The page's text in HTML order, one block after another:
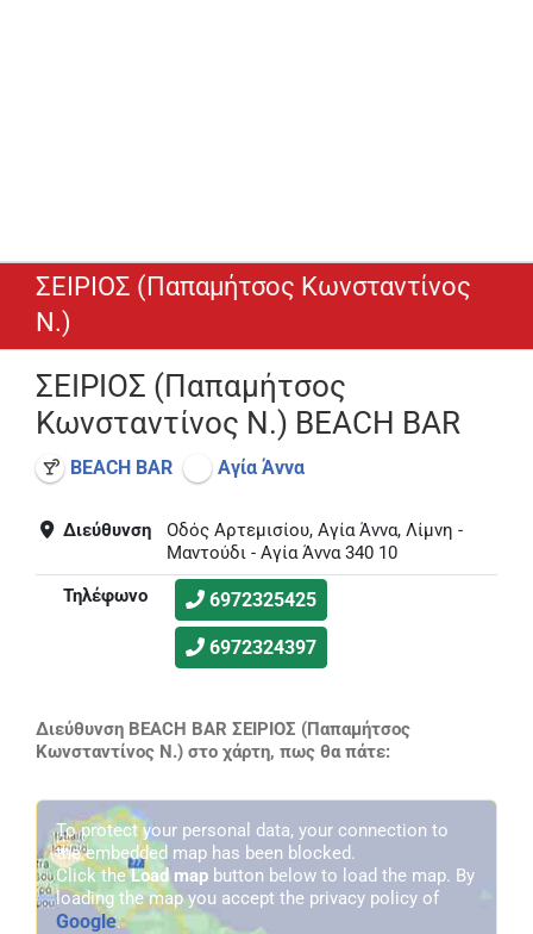
ΣΕΙΡΙΟΣ (Παπαμήτσος Κωνσταντίνος
N.)
ΣΕΙΡΙΟΣ (Παπαμήτσος
Κωνσταντίνος N.) BEACH BAR
BEACH BAR Αγία Άννα
Διεύθυνση
Οδός Αρτεμισίου, Αγία Άννα, Λίμνη -
Μαντούδι - Αγία Άννα 340 10
Τηλέφωνο
6972325425
6972324397
Διεύθυνση BEACH BAR ΣΕΙΡΙΟΣ (Παπαμήτσος
Κωνσταντίνος N.) στο χάρτη, πως θα πάτε:
To protect your personal data, your connection to
the embedded map has been blocked.
Click theLoad map button below to load the map. By
loading the map you accept the privacy policy of
Google.